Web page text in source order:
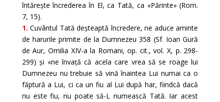
întărește încrederea în El, ca Tată, ca «Părinte» (Rom.
7, 15).
1. Cuvântul Tată deșteaptă încredere, ne aduce aminte
de harurile primite de la Dumnezeu 358 (Sf. Ioan Gură
de Aur, Omilia XIV-a la Romani, op. cit., vol. X, p. 298-
299) și «ne învață că acela care vrea să se roage lui
Dumnezeu nu trebuie să vină înaintea Lui numai ca o
făptură a Lui, ci ca un fiu al Lui după har, fiindcă dacă
nu este fiu, nu poate să-L numească Tată. Iar acest